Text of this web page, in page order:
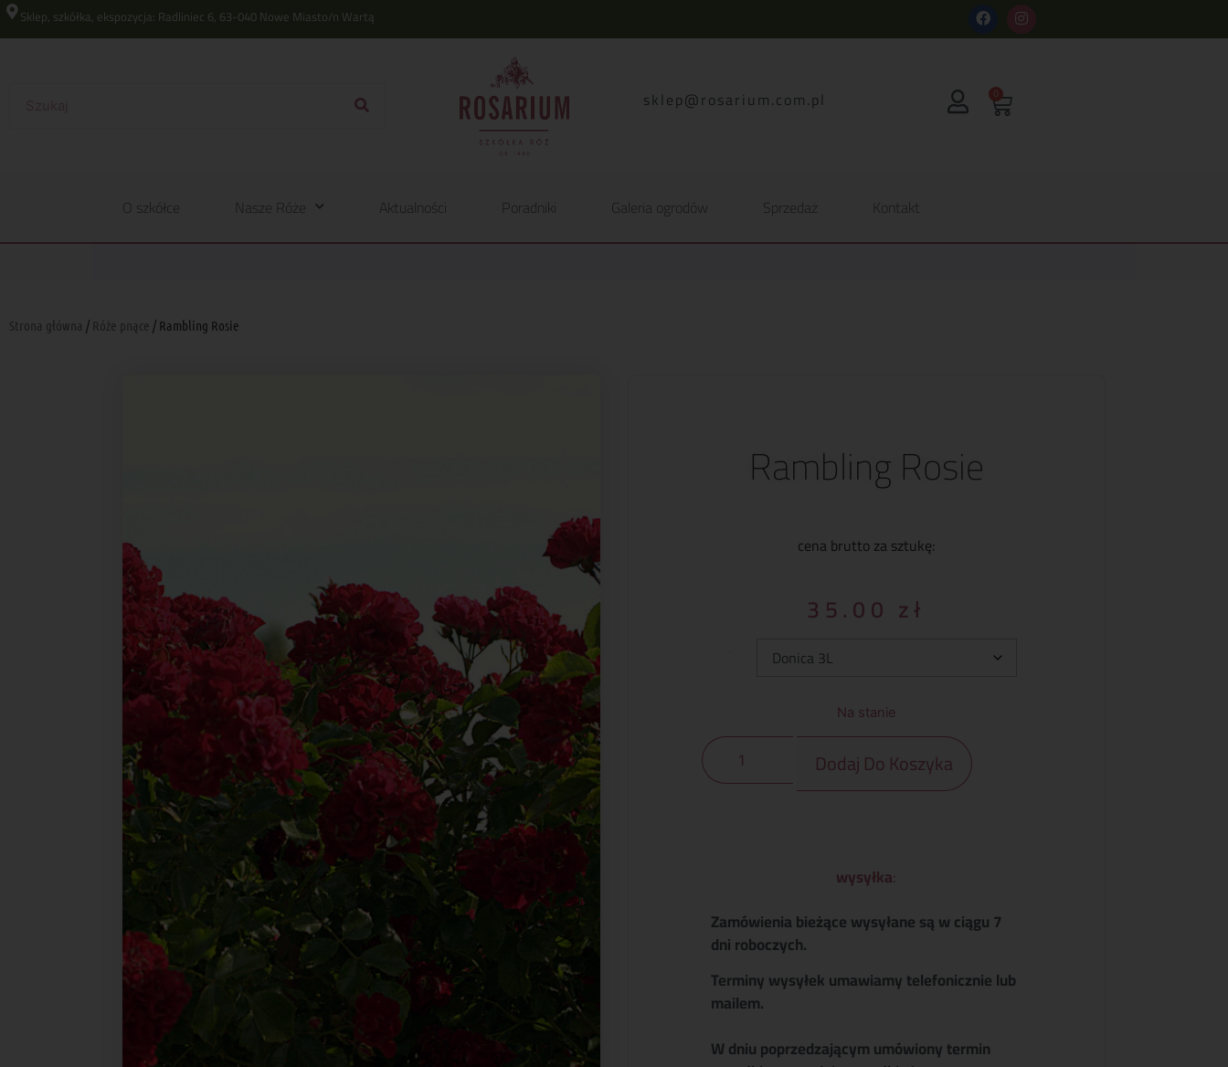
Sklep, szkółka, ekspozycja: Radliniec 6, 63-040 Nowe Miasto/n Wartą
lp.moc.muirasor@pelks 0
O szkółce Nasze Róże Aktualności Poradniki Galeria ogrodów Sprzedaż Kontakt
Strona główna / Róże pnące / Rambling Rosie
Rambling Rosie
cena brutto za sztukę:
35.00 zł
Na stanie
Dodaj Do Koszyka
wysyłka:
Zamówienia bieżące wysyłane są w ciągu 7
dni roboczych.
Terminy wysyłek umawiamy telefonicznie lub
mailem.
W dniu poprzedzającym umówiony termin